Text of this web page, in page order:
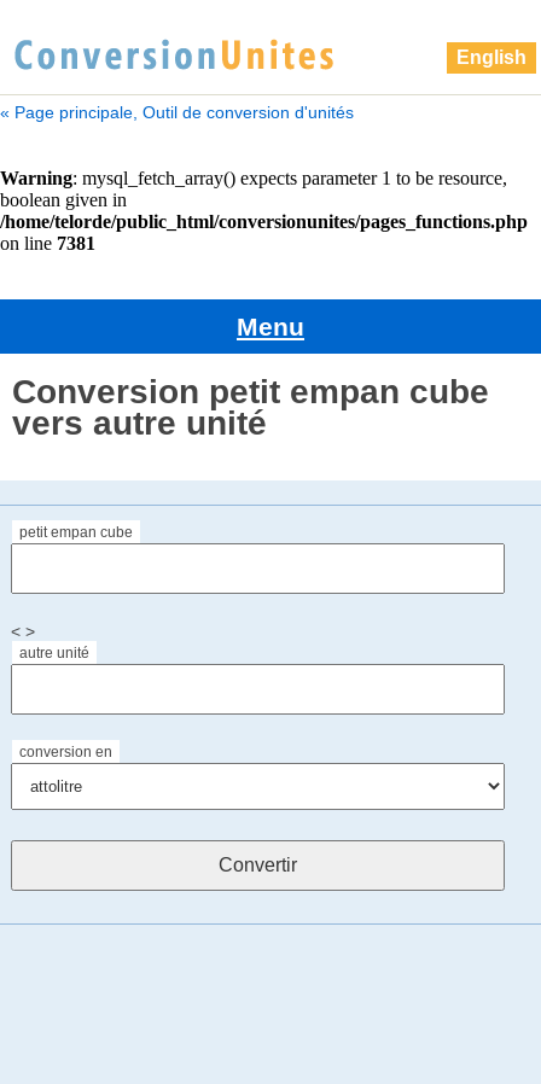
English
« Page principale, Outil de conversion d'unités
Menu
Conversion petit empan cube
vers autre unité
petit empan cube
< >
autre unité
conversion en